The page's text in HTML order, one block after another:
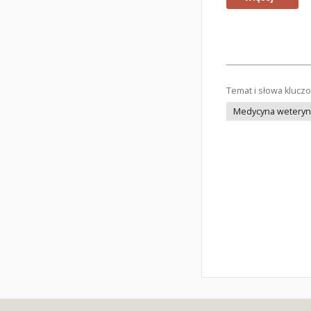
Temat i słowa
Medycyna